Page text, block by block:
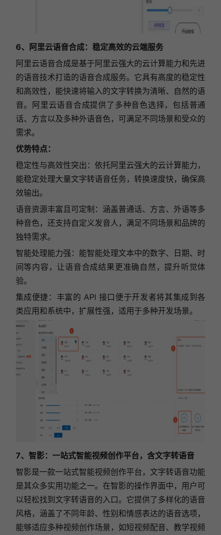
6、阿里云语音合成：稳定高效的云端服务
阿里云语音合成是基于阿里云强大的云计算能力和先进
的语音技术打造的语音合成服务。它具有高度的稳定性
和高效性，能快速将输入的文字转换为清晰、自然的语
音。阿里云语音合成提供了多种音色选择，包括普通
话、方言以及多种外语音色，可满足不同场景和受众的
需求。
优势特点：
稳定性与高效性突出：依托阿里云强大的云计算能力，
能稳定处理大量文字转语音任务，转换速度快，确保高
效输出。
语音资源丰富且可定制：涵盖普通话、方言、外语等多
种音色，还支持自定义发音人，满足不同场景和品牌的
独特需求。
智能处理能力强：能智能处理文本中的数字、日期、时
间等内容，让语音合成结果更准确自然，提升听觉体
验。
集成便捷：丰富的 API 接口便于开发者将其集成到各
类应用和系统中，扩展性强，适用于多种开发场景。
7、智影：一站式智能视频创作平台，含文字转语音
智影是一款一站式智能视频创作平台，文字转语音功能
是其众多实用功能之一。在智影的操作界面中，用户可
以轻松找到文字转语音的入口。它提供了多样化的语音
风格，涵盖了不同年龄、性别和情感表达的语音选项，
能够适应多种视频创作场景，如短视频配音、教学视频